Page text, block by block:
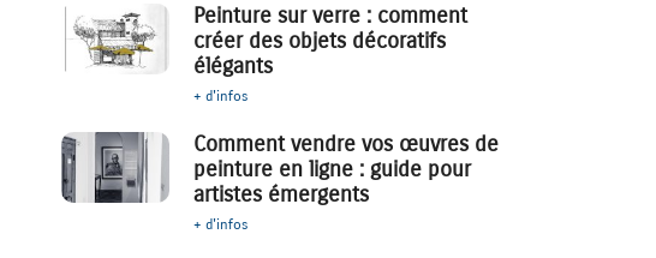
Peinture sur verre : comment
créer des objets décoratifs
élégants
+ d'infos
Comment vendre vos œuvres de
peinture en ligne : guide pour
artistes émergents
+ d'infos